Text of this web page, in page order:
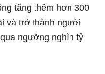
tăng thêm hơn 300
và trở thành người
ngưỡng nghìn tỷ